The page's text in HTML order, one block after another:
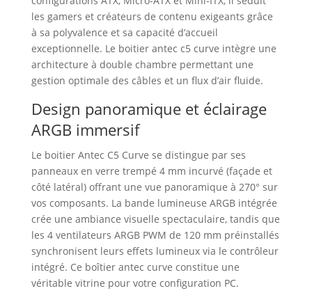
les gamers et créateurs de contenu exigeants grâce
à sa polyvalence et sa capacité d’accueil
exceptionnelle. Le boitier antec c5 curve intègre une
architecture à double chambre permettant une
gestion optimale des câbles et un flux d’air fluide.
Design panoramique et éclairage
ARGB immersif
Le boitier Antec C5 Curve se distingue par ses
panneaux en verre trempé 4 mm incurvé (façade et
côté latéral) offrant une vue panoramique à 270° sur
vos composants. La bande lumineuse ARGB intégrée
crée une ambiance visuelle spectaculaire, tandis que
les 4 ventilateurs ARGB PWM de 120 mm préinstallés
synchronisent leurs effets lumineux via le contrôleur
intégré. Ce boîtier antec curve constitue une
véritable vitrine pour votre configuration PC.